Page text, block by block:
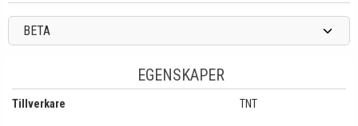
BETA
EGENSKAPER
Tillverkare TNT